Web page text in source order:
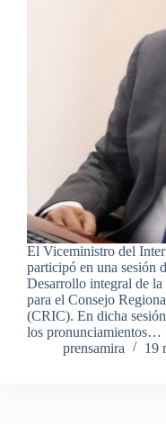
El Viceministro del
participó en una sesión
Desarrollo integral de
para el Consejo
(CRIC). En dicha
los pronunciamientos…
prensamira
19